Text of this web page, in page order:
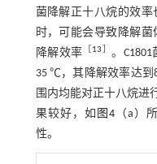
菌降解正十八烷的效
时，可能会导致降解
降解效率
13
。
35 ℃，其降解效率达到
围内均能对正十八烷进
果较好，如 图4（a）
性。